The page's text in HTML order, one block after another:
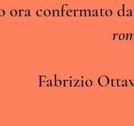
ora confermato
Fabrizio